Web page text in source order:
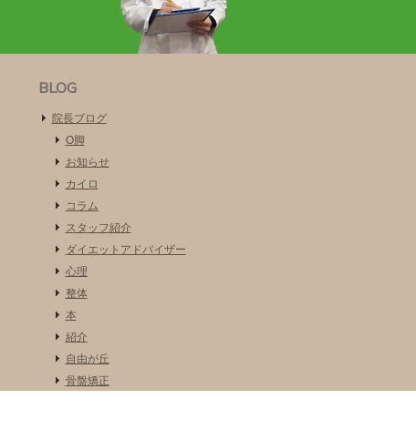
BLOG
院長ブログ
O脚
お知らせ
カイロ
コラム
スタッフ紹介
ダイエットアドバイザー
心理
整体
本
紹介
自由が丘
骨盤矯正